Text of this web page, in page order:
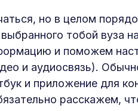
но в целом
тобой вуза
и поможем
и аудиосвязь).
и приложение для
расскажем,